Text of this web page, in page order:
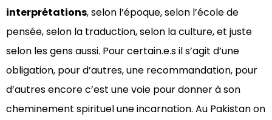
interprétations, selon l’époque, selon l’école de
pensée, selon la traduction, selon la culture, et juste
selon les gens aussi. Pour certain.e.s il s’agit d’une
obligation, pour d’autres, une recommandation, pour
d’autres encore c’est une voie pour donner à son
cheminement spirituel une incarnation. Au Pakistan on